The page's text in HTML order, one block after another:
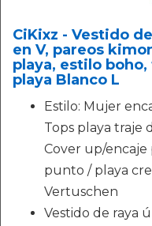
CiKixz - Vestido
en V, pareos
playa, estilo
playa Blanco L
Estilo: Mujer
Tops playa traje
Cover up/
punto / playa
Vertuschen
Vestido de raya